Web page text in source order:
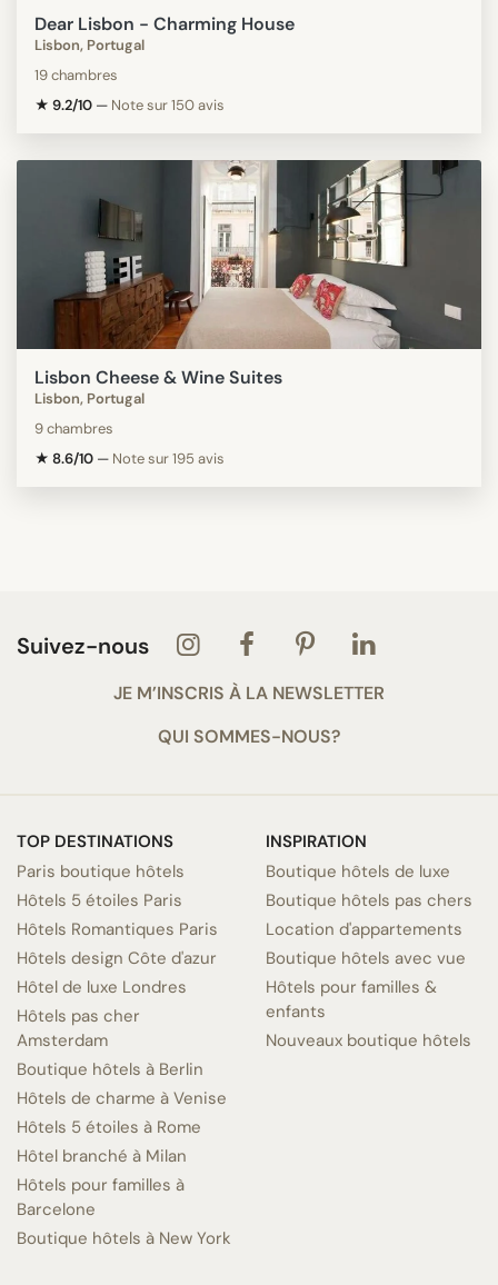
Dear Lisbon - Charming House
Lisbon, Portugal
19 chambres
★ 9.2/10 — Note sur 150 avis
Lisbon Cheese & Wine Suites
Lisbon, Portugal
9 chambres
★ 8.6/10 — Note sur 195 avis
Suivez-nous
JE M’INSCRIS À LA NEWSLETTER
QUI SOMMES-NOUS?
TOP DESTINATIONS
Paris boutique hôtels
Hôtels 5 étoiles Paris
Hôtels Romantiques Paris
Hôtels design Côte d'azur
Hôtel de luxe Londres
Hôtels pas cher
Amsterdam
Boutique hôtels à Berlin
Hôtels de charme à Venise
Hôtels 5 étoiles à Rome
Hôtel branché à Milan
Hôtels pour familles à
Barcelone
Boutique hôtels à New York
INSPIRATION
Boutique hôtels de luxe
Boutique hôtels pas chers
Location d'appartements
Boutique hôtels avec vue
Hôtels pour familles &
enfants
Nouveaux boutique hôtels